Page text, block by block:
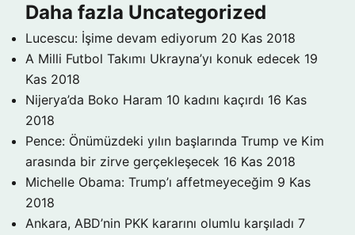
Daha fazla Uncategorized
Lucescu: İşime devam ediyorum 20 Kas 2018
A Milli Futbol Takımı Ukrayna’yı konuk edecek 19
Kas 2018
Nijerya’da Boko Haram 10 kadını kaçırdı 16 Kas
2018
Pence: Önümüzdeki yılın başlarında Trump ve Kim
arasında bir zirve gerçekleşecek 16 Kas 2018
Michelle Obama: Trump’ı affetmeyeceğim 9 Kas
2018
Ankara, ABD’nin PKK kararını olumlu karşıladı 7